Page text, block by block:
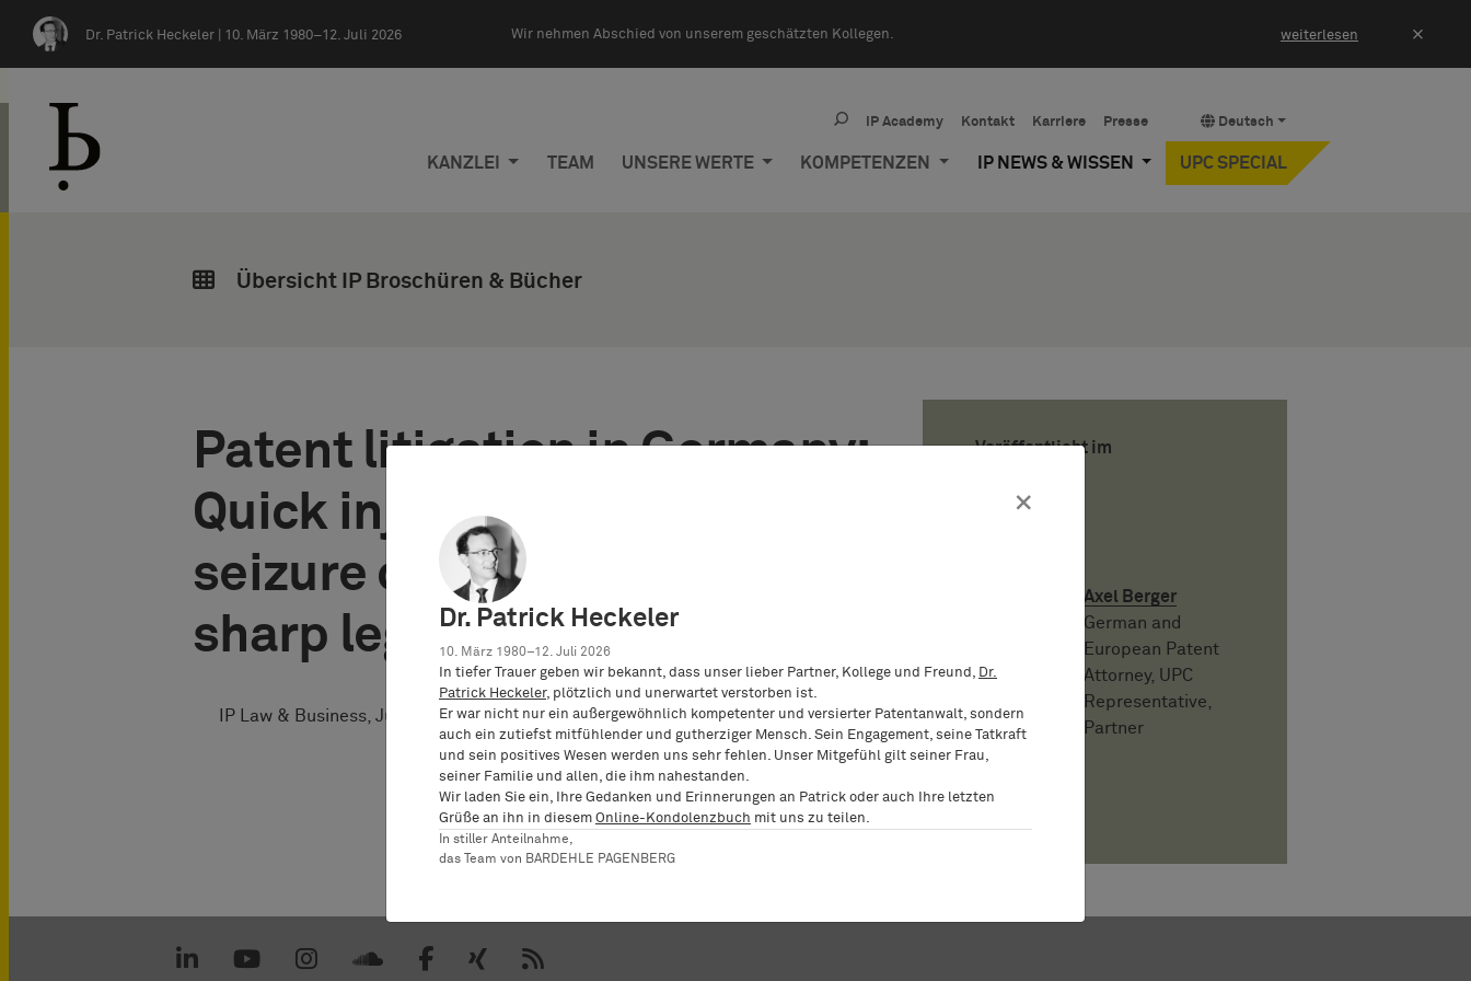
Dr. Patrick Heckeler | 10. März 1980–12. Juli 2026 Wir nehmen Abschied von unserem geschätzten Kollegen. weiterlesen ×
Deutsch
IP Academy Kontakt Karriere Presse
KANZLEI TEAM UNSERE WERTE KOMPETENZEN IP NEWS & WISSEN UPC SPECIAL
Übersicht IP Broschüren & Bücher
Patent litigation in Germany:
Quick injunctions and
seizure orders make for
sharp legal tools
IP Law & Business, July 2007
Veröffentlicht im
Axel Berger
German and
European Patent
Attorney, UPC
Representative,
Partner
×
Dr. Patrick Heckeler
10. März 1980–12. Juli 2026
In tiefer Trauer geben wir bekannt, dass unser lieber Partner, Kollege und Freund,
Dr.
Patrick Heckeler, plötzlich und unerwartet verstorben ist.
Er war nicht nur ein außergewöhnlich kompetenter und versierter Patentanwalt, sondern
auch ein zutiefst mitfühlender und gutherziger Mensch. Sein Engagement, seine Tatkraft
und sein positives Wesen werden uns sehr fehlen. Unser Mitgefühl gilt seiner Frau,
seiner Familie und allen, die ihm nahestanden.
Wir laden Sie ein, Ihre Gedanken und Erinnerungen an Patrick oder auch Ihre letzten
Grüße an ihn in diesem Online-Kondolenzbuch mit uns zu teilen.
In stiller Anteilnahme,
das Team von BARDEHLE PAGENBERG